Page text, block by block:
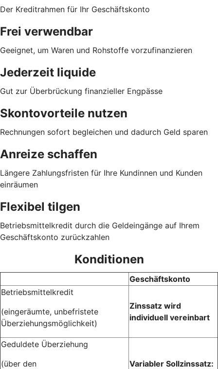
Der Kreditrahmen für Ihr Geschäftskonto
Frei verwendbar
Geeignet, um Waren und Rohstoffe vorzufinanzieren
Jederzeit liquide
Gut zur Überbrückung finanzieller Engpässe
Skontovorteile nutzen
Rechnungen sofort begleichen und dadurch Geld sparen
Anreize schaffen
Längere Zahlungsfristen für Ihre Kundinnen und Kunden
einräumen
Flexibel tilgen
Betriebsmittelkredit durch die Geldeingänge auf Ihrem
Geschäftskonto zurückzahlen
Konditionen
Geschäftskonto
Betriebsmittelkredit
(eingeräumte, unbefristete
Überziehungsmöglichkeit)
Zinssatz wird
individuell vereinbart
Geduldete Überziehung
(über den
Variabler Sollzinssatz: